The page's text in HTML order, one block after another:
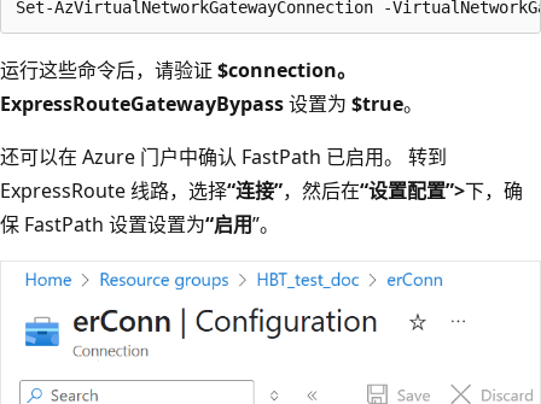
运行这些命令后，请验证 $connection。
ExpressRouteGatewayBypass设置为 $true。
还可以在 Azure 门户中确认 FastPath 已启用。 转到
ExpressRoute 线路，选择“连接”，然后在“设置配置”>下，确
保 FastPath 设置设置为“启用”。